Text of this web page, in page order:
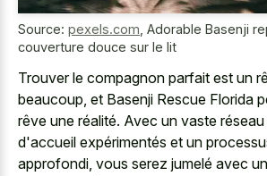
Source: pexels.com Adorable Basenji
couverture douce sur le lit
Trouver le compagnon parfait est un
beaucoup, et Basenji Rescue Florida
rêve une réalité. Avec un vaste
d'accueil expérimentés et un
approfondi, vous serez jumelé avec